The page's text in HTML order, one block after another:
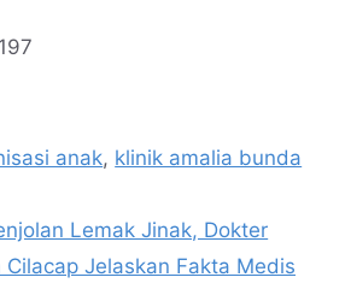
197
anak, klinik amalia bunda
Lemak Jinak, Dokter
Cilacap Jelaskan Fakta Medis